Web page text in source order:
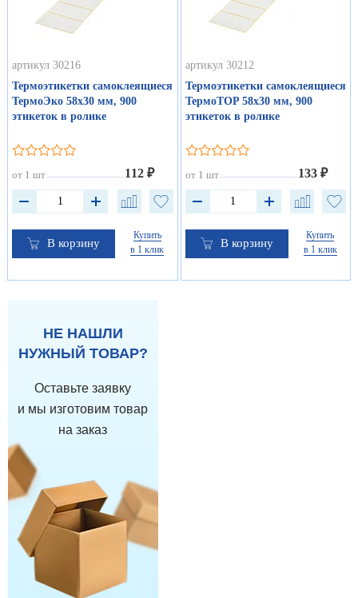
артикул 30216
Термоэтикетки самоклеящиеся
ТермоЭко 58х30 мм, 900
этикеток в ролике
от 1 шт 112 ₽
В корзину
Купить
в 1 клик
артикул 30212
Термоэтикетки самоклеящиеся
ТермоTOP 58х30 мм, 900
этикеток в ролике
от 1 шт 133 ₽
В корзину
Купить
в 1 клик
НЕ НАШЛИ
НУЖНЫЙ ТОВАР?
Оставьте заявку
и мы изготовим товар
на заказ